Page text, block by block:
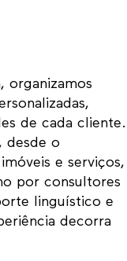
organizamos
de cada cliente.
desde o
e serviços,
por consultores
linguístico e
decorra